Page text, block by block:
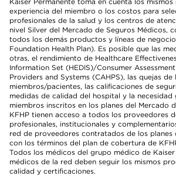
experiencia del miembro o los costos para
profesionales de la salud y los centros de
nivel Silver del Mercado de Seguros Médicos,
todos los demás productos y líneas de
Foundation Health Plan). Es posible que las
otras, el rendimiento de Healthcare
Information Set (HEDIS)/Consumer
Providers and Systems (CAHPS), las quejas de
miembros/pacientes, las calificaciones de
medidas de calidad del hospital y la necesidad
miembros inscritos en los planes del Mercado
KFHP tienen acceso a todos los proveedores
profesionales, institucionales y
red de proveedores contratados de los planes
con los términos del plan de cobertura de
Todos los médicos del grupo médico de
médicos de la red deben seguir los mismos
calidad y certificaciones.